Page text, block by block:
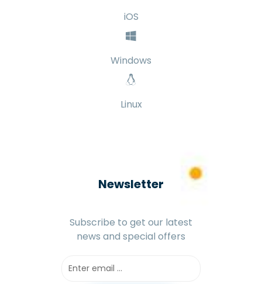
iOS
Windows
Linux
Newsletter
Subscribe to get our latest
news and special offers